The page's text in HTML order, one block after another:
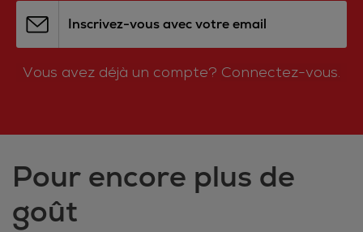
Inscrivez-vous avec votre email
Vous avez déjà un compte? Connectez-vous.
Pour encore plus de
goût